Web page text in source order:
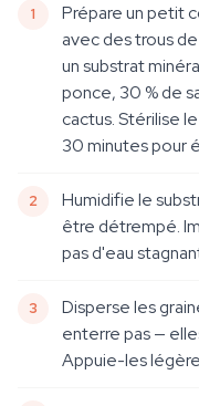
Prépare un petit
avec des trous
un substrat
ponce, 30 % de
cactus. Stérilise
30 minutes pour
Humidifie le
être détrempé.
pas d'eau
Disperse les
enterre pas —
Appuie-les